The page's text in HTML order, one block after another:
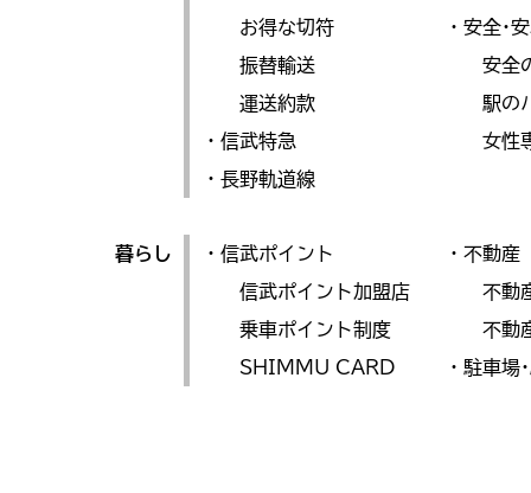
お得な切符
振替輸送
運送約款
・信武特急
・長野軌道線
・安全･
安全
駅の
女性
暮らし
・信武ポイント
信武ポイント加盟店
乗車ポイント制度
SHIMMU CARD
・不動産
不動
不動
・駐車場